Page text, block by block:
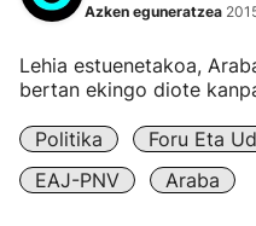
Azken eguneratzea
Lehia estuenetakoa,
bertan ekingo diote
Politika
Foru Eta
EAJ-PNV
Araba